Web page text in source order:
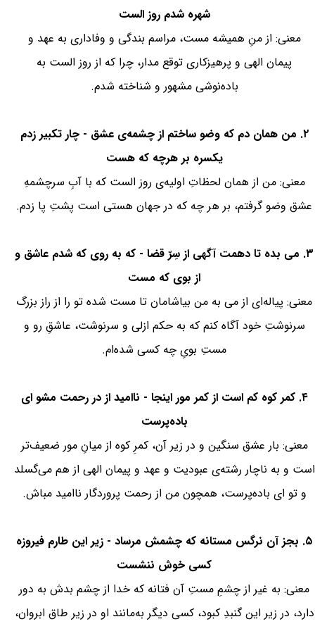
شهره شدم روز الست
معنی: از منِ همیشه مست، مراسم بندگی و وفاداری به عهد و
پیمان الهی و پرهیزکاری توقع مدار، چرا که از روز الست به
باده‌نوشی مشهور و شناخته شدم.
۲. من همان دم که وضو ساختم از چشمه‌ی عشق - چار تکبیر زدم
یکسره بر هرچه که هست
معنی: من از همان لحظاتِ اولیه‌ی روز الست که با آبِ سرچشمهِ
عشق وضو گرفتم، بر هر چه که در جهان هستی است پشتِ پا زدم.
۳. می بده تا دهمت آگهی از سِرّ قضا - که به روی که شدم عاشق و
از بوی که مست
معنی: پیاله‌ای از می به من بیاشامان تا مست شده تو را از راز بزرگ
سرنوشتِ خود آگاه کنم که به حکم ازلی و سرنوشت، عاشقِ رو و
مستِ بویِ چه کسی شده‌ام.
۴. کمر کوه کم است از کمر مور اینجا - ناامید از در رحمت مشو ای
باده‌پرست
معنی: بار عشق سنگین و در زیر آن، کمرِ کوه از میانِ مور ضعیف‌تر
است و به ناچار رشته‌ی عبودیت و عهد و پیمان الهی از هم می‌گسلد
و تو ای باده‌پرست، همچون من از رحمت پروردگار ناامید مباش.
۵. بجز آن نرگس مستانه که چشمش مرساد - زیر این طارم فیروزه
کسی خوش ننشست
معنی: به غیر از چشمِ مستِ آن فتانه که خدا از چشم بدش به دور
دارد، در زیر این گنبدِ کبود، کسی دیگر به‌مانند او در زیر طاق ابروان،